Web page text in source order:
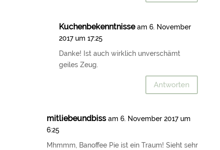
Kuchenbekenntnisse am 6. November
2017 um 17:25
Danke! Ist auch wirklich unverschämt
geiles Zeug.
Antworten
mitliebeundbiss am 6. November 2017 um
6:25
Mhmmm, Banoffee Pie ist ein Traum! Sieht sehr